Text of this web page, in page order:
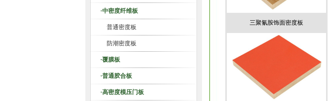
·中密度纤维板
普通密度板
防潮密度板
·覆膜板
·普通胶合板
·高密度模压门板
三聚氰胺饰面密度板